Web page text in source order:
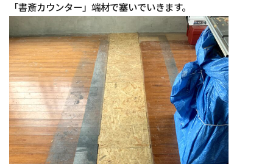
「書斎カウンター」端材で塞いでいきます。